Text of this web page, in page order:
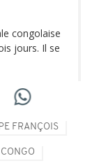
congolaise
jours. Il se
FRANÇOIS
CONGO